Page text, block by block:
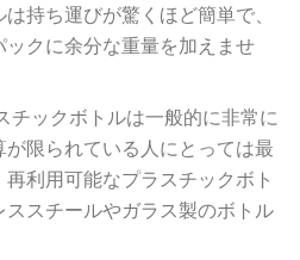
持ち運びが驚くほど簡単で、
クに余分な重量を加えませ
チックボトルは一般的に非常に
限られている人にとっては最
利用可能なプラスチックボト
ススチールやガラス製のボトル